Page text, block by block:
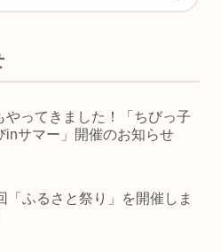
やってきました！「ちびっ子
inサマー」開催のお知らせ
「ふるさと祭り」を開催しま